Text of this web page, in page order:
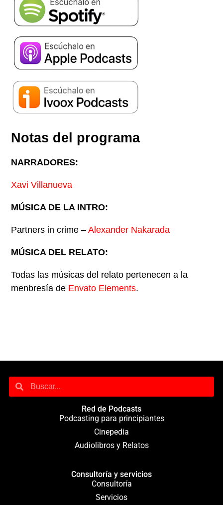
Notas del programa
NARRADORES:
Xavi Villanueva
MÚSICA DE LA INTRO:
Partners in crime –Alexander Nakarada
MÚSICA DEL RELATO:
Todas las músicas del relato pertenecen a la
menbresía de Envato Elements.
Red de Podcasts
Podcasting para principiantes
Cinepedia
Audiolibros y Relatos
Consultoría y servicios
Consultoría
Servicios